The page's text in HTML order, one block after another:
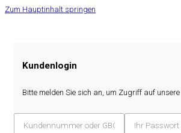
Zum Hauptinhalt springen
Kundenlogin
Bitte melden Sie sich an, um Zugriff auf